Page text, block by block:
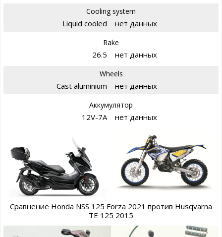
Cooling system
Liquid cooled нет данных
Rake
26.5 нет данных
Wheels
Cast aluminium нет данных
Аккумулятор
12V-7A нет данных
Сравнение Honda NSS 125 Forza 2021 против Husqvarna
TE 125 2015